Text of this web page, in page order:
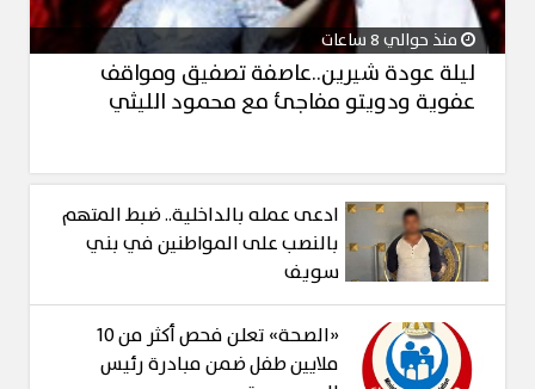
منذ حوالي 8 ساعات
ليلة عودة شيرين..عاصفة تصفيق ومواقف
عفوية ودويتو مفاجئ مع محمود الليثي
ادعى عمله بالداخلية.. ضبط المتهم
بالنصب على المواطنين في بني
سويف
«الصحة» تعلن فحص أكثر من 10
ملايين طفل ضمن مبادرة رئيس